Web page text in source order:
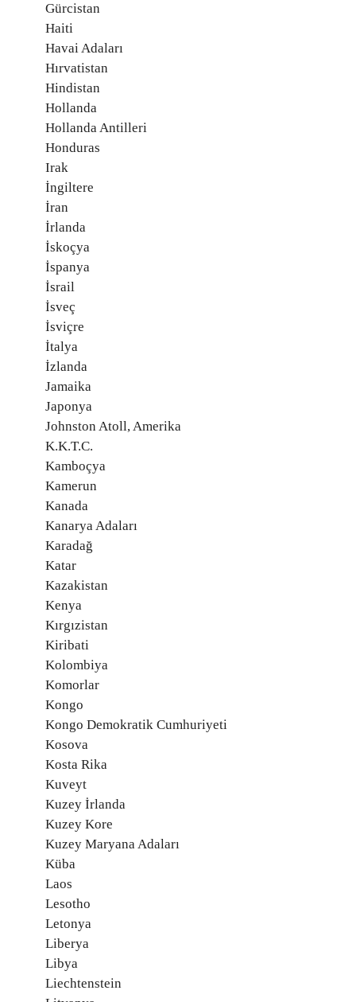
Gürcistan
Haiti
Havai Adaları
Hırvatistan
Hindistan
Hollanda
Hollanda Antilleri
Honduras
Irak
İngiltere
İran
İrlanda
İskoçya
İspanya
İsrail
İsveç
İsviçre
İtalya
İzlanda
Jamaika
Japonya
Johnston Atoll, Amerika
K.K.T.C.
Kamboçya
Kamerun
Kanada
Kanarya Adaları
Karadağ
Katar
Kazakistan
Kenya
Kırgızistan
Kiribati
Kolombiya
Komorlar
Kongo
Kongo Demokratik Cumhuriyeti
Kosova
Kosta Rika
Kuveyt
Kuzey İrlanda
Kuzey Kore
Kuzey Maryana Adaları
Küba
Laos
Lesotho
Letonya
Liberya
Libya
Liechtenstein